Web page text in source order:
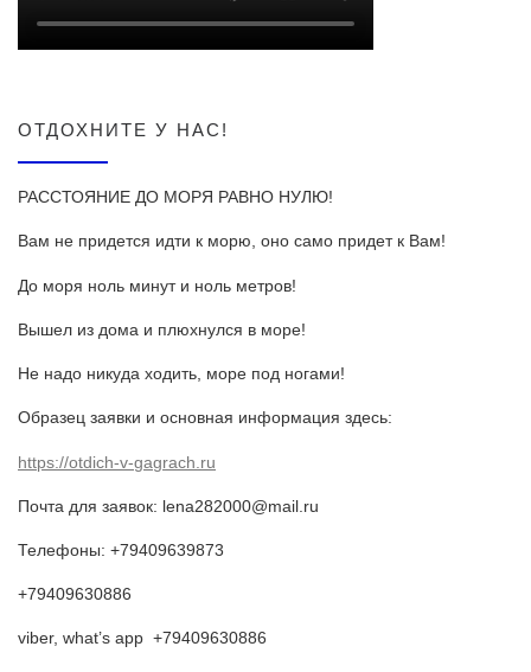
ОТДОХНИТЕ У НАС!
РАССТОЯНИЕ ДО МОРЯ РАВНО НУЛЮ!
Вам не придется идти к морю, оно само придет к Вам!
До моря ноль минут и ноль метров!
Вышел из дома и плюхнулся в море!
Не надо никуда ходить, море под ногами!
Образец заявки и основная информация здесь:
https://otdich-v-gagrach.ru
Почта для заявок: lena282000@mail.ru
Телефоны: +79409639873
+79409630886
viber, what’s app +79409630886